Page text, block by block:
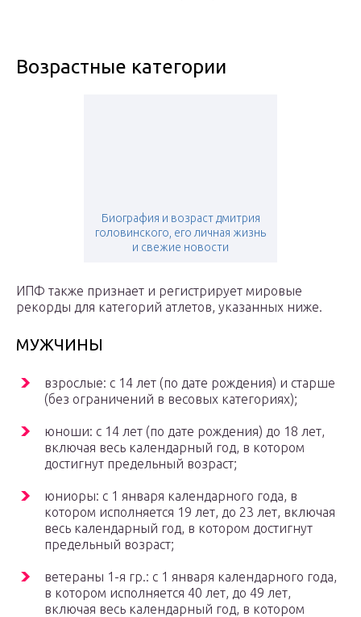
Возрастные категории
Биография и возраст дмитрия
головинского, его личная жизнь
и свежие новости
ИПФ также признает и регистрирует мировые
рекорды для категорий атлетов, указанных ниже.
МУЖЧИНЫ
взрослые: с 14 лет (по дате рождения) и старше
(без ограничений в весовых категориях);
юноши: с 14 лет (по дате рождения) до 18 лет,
включая весь календарный год, в котором
достигнут предельный возраст;
юниоры: с 1 января календарного года, в
котором исполняется 19 лет, до 23 лет, включая
весь календарный год, в котором достигнут
предельный возраст;
ветераны 1-я гр.: с 1 января календарного года,
в котором исполняется 40 лет, до 49 лет,
включая весь календарный год, в котором